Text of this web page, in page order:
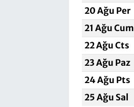
20 Ağu Per
21 Ağu Cum
22 Ağu Cts
23 Ağu Paz
24 Ağu Pts
25 Ağu Sal